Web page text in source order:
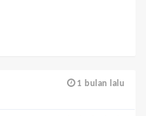
1 bulan lalu